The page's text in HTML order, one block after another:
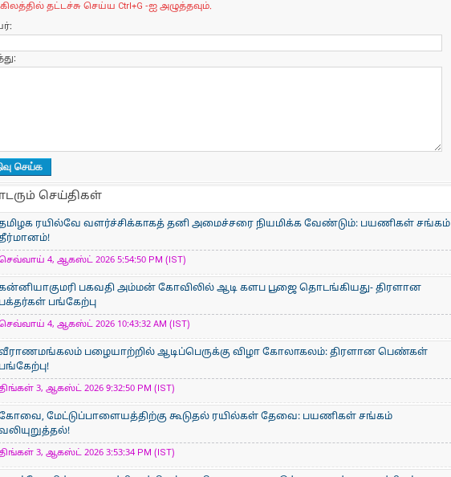
தட்டச்சு செய்ய Ctrl+G -ஐ அழுத்தவும்.
செய்திகள்
ரயில்வே வளர்ச்சிக்காகத் தனி அமைச்சரை நியமிக்க வேண்டும்: பயணிகள் சங்கம்
4, ஆகஸ்ட் 2026 5:54:50 PM (IST)
பகவதி அம்மன் கோவிலில் ஆடி களப பூஜை தொடங்கியது- திரளான
பக்தர்கள் பங்கேற்பு
4, ஆகஸ்ட் 2026 10:43:32 AM (IST)
பழையாற்றில் ஆடிப்பெருக்கு விழா கோலாகலம்: திரளான பெண்கள்
பங்கேற்பு!
3, ஆகஸ்ட் 2026 9:32:50 PM (IST)
மேட்டுப்பாளையத்திற்கு கூடுதல் ரயில்கள் தேவை: பயணிகள் சங்கம்
3, ஆகஸ்ட் 2026 3:53:34 PM (IST)